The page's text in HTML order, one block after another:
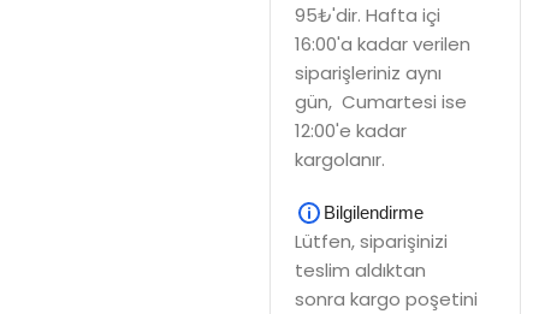
95₺'dir. Hafta içi
16:00'a kadar verilen
siparişleriniz aynı
gün, Cumartesi ise
12:00'e kadar
kargolanır.
Bilgilendirme
Lütfen, siparişinizi
teslim aldıktan
sonra kargo poşetini